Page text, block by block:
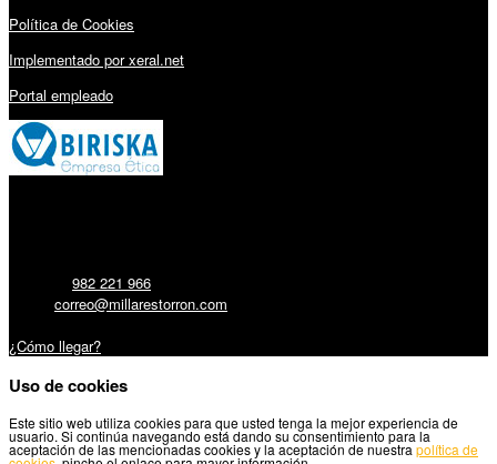
Política de Cookies
Implementado por xeral.net
Portal empleado
982 221 966
correo@millarestorron.com
¿Cómo llegar?
Uso de cookies
Este sitio web utiliza cookies para que usted tenga la mejor experiencia de
usuario. Si continúa navegando está dando su consentimiento para la
aceptación de las mencionadas cookies y la aceptación de nuestra política de